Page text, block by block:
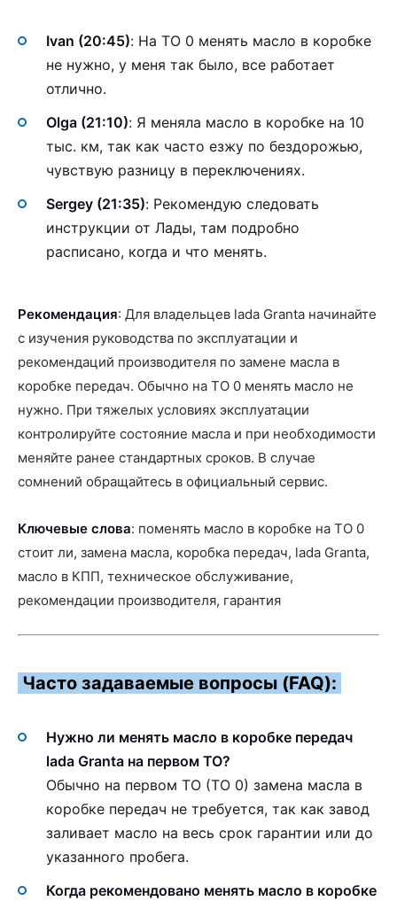
Ivan (20:45): На ТО 0 менять масло в коробке
не нужно, у меня так было, все работает
отлично.
Olga (21:10): Я меняла масло в коробке на 10
тыс. км, так как часто езжу по бездорожью,
чувствую разницу в переключениях.
Sergey (21:35): Рекомендую следовать
инструкции от Лады, там подробно
расписано, когда и что менять.
Рекомендация: Для владельцев lada Granta начинайте
с изучения руководства по эксплуатации и
рекомендаций производителя по замене масла в
коробке передач. Обычно на ТО 0 менять масло не
нужно. При тяжелых условиях эксплуатации
контролируйте состояние масла и при необходимости
меняйте ранее стандартных сроков. В случае
сомнений обращайтесь в официальный сервис.
Ключевые слова: поменять масло в коробке на ТО 0
стоит ли, замена масла, коробка передач, lada Granta,
масло в КПП, техническое обслуживание,
рекомендации производителя, гарантия
Часто задаваемые вопросы (FAQ):
Нужно ли менять масло в коробке передач
lada Granta на первом ТО?
Обычно на первом ТО (ТО 0) замена масла в
коробке передач не требуется, так как завод
заливает масло на весь срок гарантии или до
указанного пробега.
Когда рекомендовано менять масло в коробке